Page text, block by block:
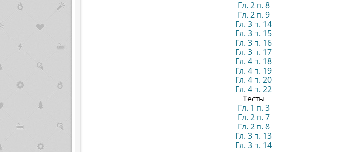
Гл. 2 п. 8
Гл. 2 п. 9
Гл. 3 п. 14
Гл. 3 п. 15
Гл. 3 п. 16
Гл. 3 п. 17
Гл. 4 п. 18
Гл. 4 п. 19
Гл. 4 п. 20
Гл. 4 п. 22
Тесты
Гл. 1 п. 3
Гл. 2 п. 7
Гл. 2 п. 8
Гл. 3 п. 13
Гл. 3 п. 14